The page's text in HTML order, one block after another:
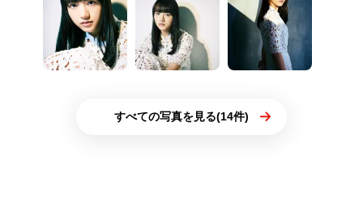
すべての写真を見る(14件)